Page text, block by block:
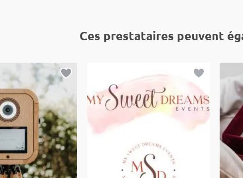
Ces prestataires peuvent